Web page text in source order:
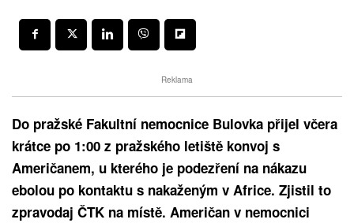
Reklama
Do pražské Fakultní nemocnice Bulovka přijel včera
krátce po 1:00 z pražského letiště konvoj s
Američanem, u kterého je podezření na nákazu
ebolou po kontaktu s nakaženým v Africe. Zjistil to
zpravodaj ČTK na místě. Američan v nemocnici